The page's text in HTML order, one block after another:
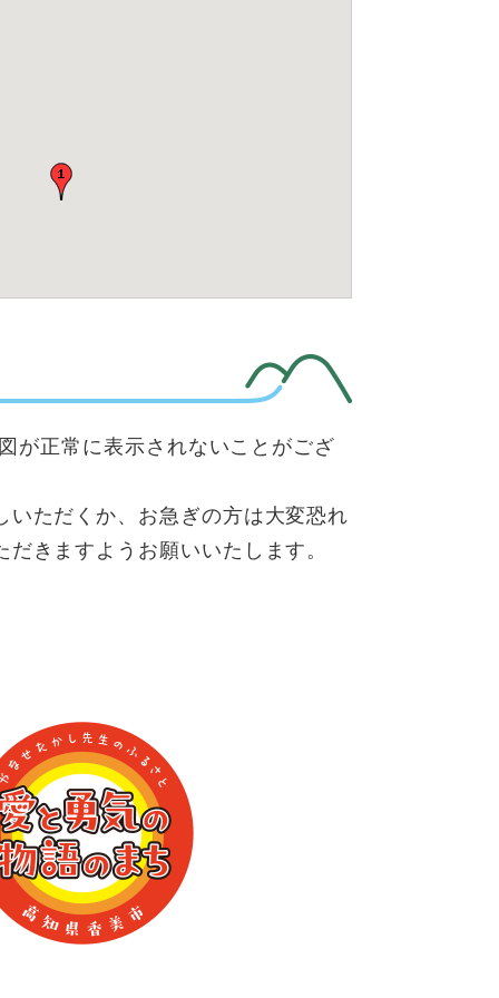
が正常に表示されないことがござ
ただくか、お急ぎの方は大変恐れ
きますようお願いいたします。